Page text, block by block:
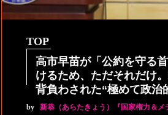
TOP
高市早苗が「公約を守る
けるため、ただそれだけ
背負わされた“極めて政治
by 新恭（あらたきょう）『国家権力＆